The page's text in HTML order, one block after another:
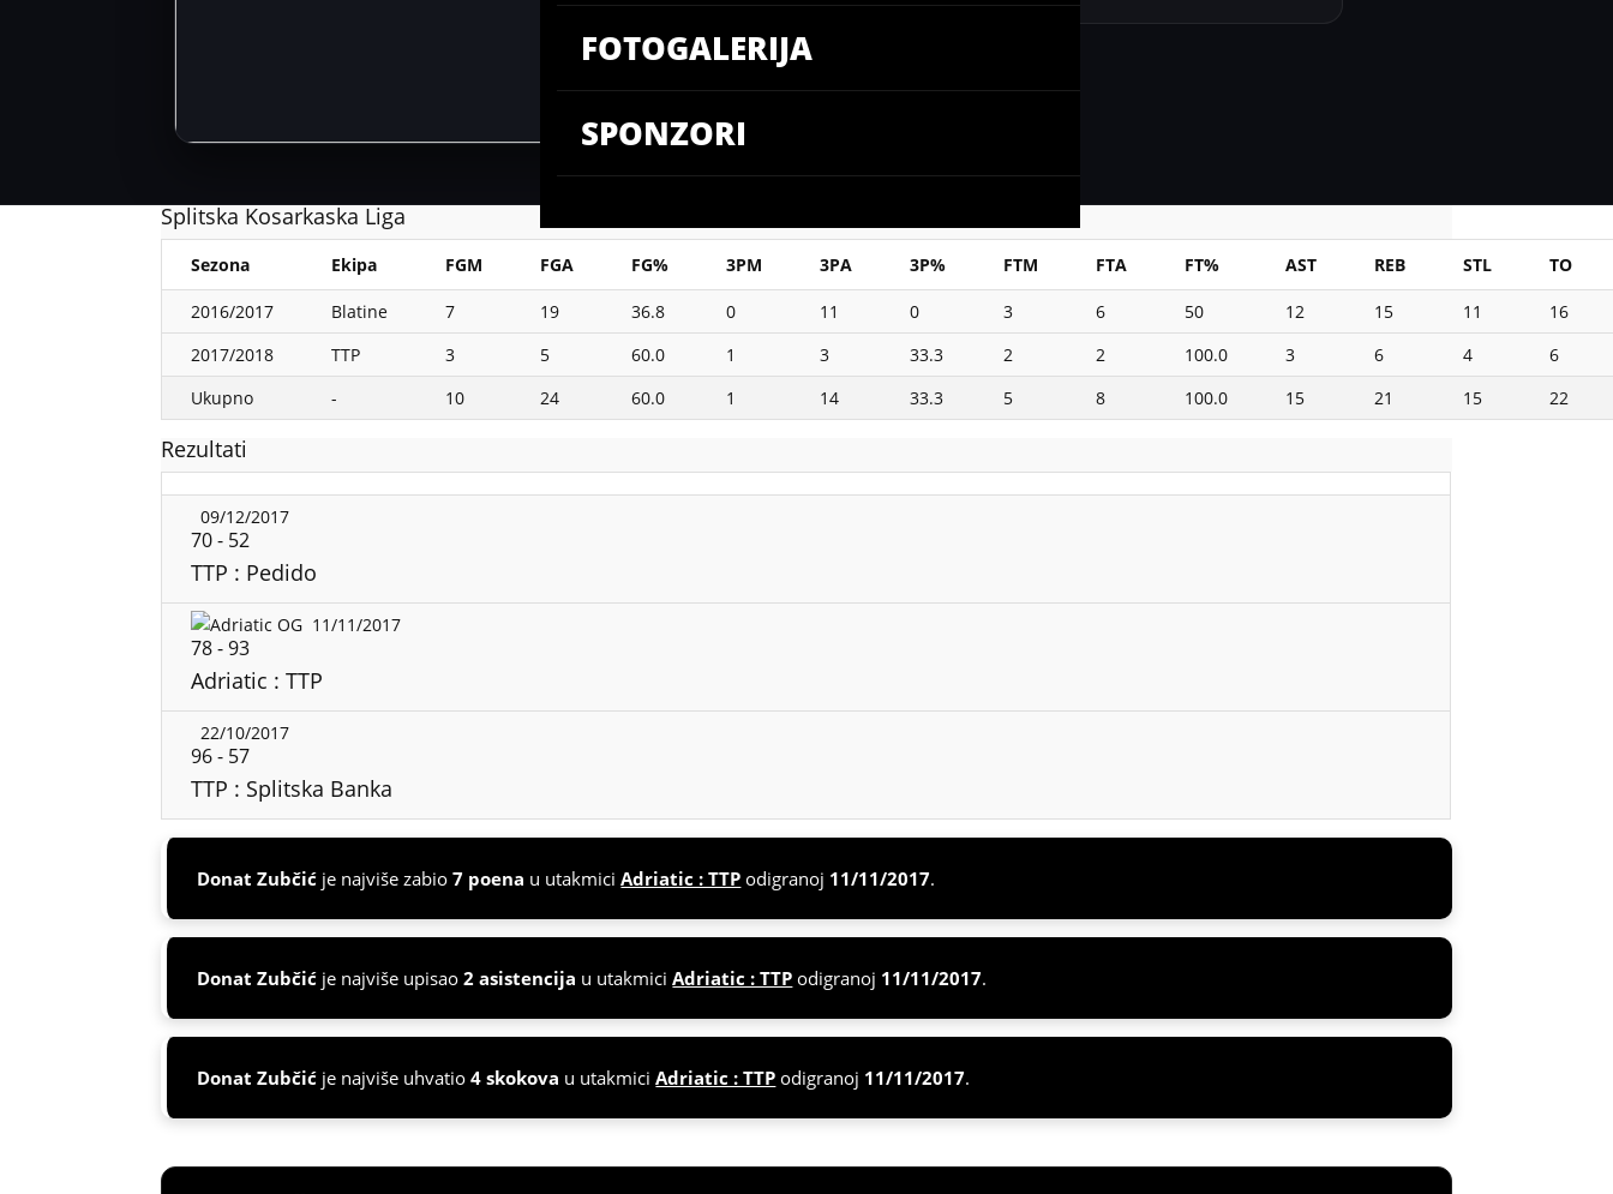
FOTOGALERIJA
SPONZORI
Splitska Kosarkaska Liga
Sezona Ekipa FGM FGA FG% 3PM 3PA 3P% FTM FTA FT% AST REB STL TO
2016/2017 Blatine 7 19 36.8 0 11 0 3 6 50 12 15 11
16
2017/2018
TTP 3 5 60.0 1 3 33.3 2 2 100.0 3 6 4
6
Ukupno
- 10 24 60.0 1 14 33.3 5 8 100.0 15 21 15 22
Rezultati
09/12/2017
70- 52
TTP : Pedido
11/11/2017
78-93
Adriatic : TTP
22/10/2017
96- 57
TTP : Splitska Banka
Donat Zubčić je najviše zabio7 poena u utakmiciAdriatic : TTP odigranoj 11/11/2017.
Donat Zubčić je najviše upisao2 asistencija u utakmiciAdriatic : TTP odigranoj 11/11/2017.
Donat Zubčić je najviše uhvatio4 skokova u utakmiciAdriatic : TTP odigranoj 11/11/2017.